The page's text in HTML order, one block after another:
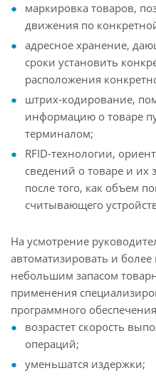
маркировка товаров,
движения по
адресное хранение,
сроки установить
расположения
штрих-кодирование,
информацию о товаре
терминалом;
RFID-технологии,
сведений о товаре и их
после того, как объем
считывающего
На усмотрение
автоматизировать и
небольшим запасом
применения
программного
возрастет скорость
операций;
уменьшатся издержки;